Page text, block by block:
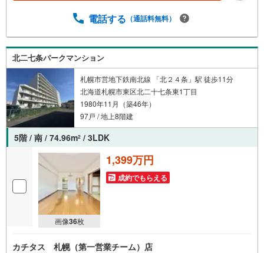
ー○張替:フローリング/CF/クロス○半畳新畳取替え○シーリ
電話する （通話料無料）
北二七条パークマンション
札幌市営地下鉄南北線 「北２４条」駅 徒歩11分
北海道札幌市東区北二十七条東1丁目
1980年11月（築46年）
97戸 / 地上8階建
5階 / 南 / 74.96m2 / 3LDK
画像36枚
1,399万円
成約でもらえる
カチタス 札幌（第一営業チーム）店